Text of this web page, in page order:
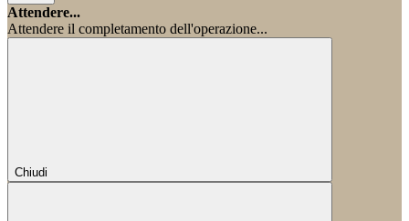
Attendere...
Attendere il completamento dell'operazione...
Chiudi